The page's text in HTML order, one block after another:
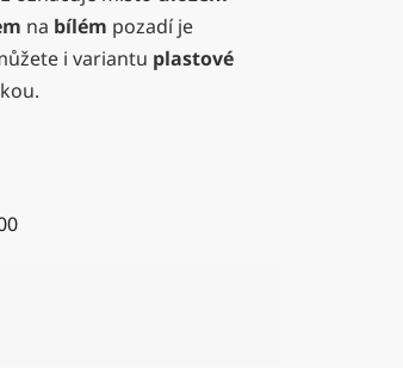
na bílém pozadí je
i variantu plastové